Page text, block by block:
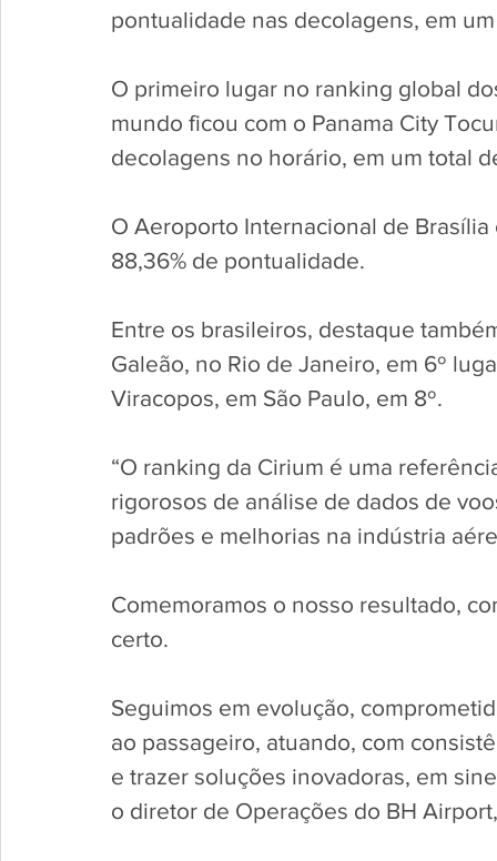
pontualidade nas decolagens, em um
O primeiro lugar no ranking global
mundo ficou com o Panama City
decolagens no horário, em um total
O Aeroporto Internacional de
88,36% de pontualidade.
Entre os brasileiros, destaque
Galeão, no Rio de Janeiro, em 6º
Viracopos, em São Paulo, em 8º.
“O ranking da Cirium é uma
rigorosos de análise de dados de
padrões e melhorias na indústria
Comemoramos o nosso resultado,
certo.
Seguimos em evolução,
ao passageiro, atuando, com
e trazer soluções inovadoras, em
o diretor de Operações do BH